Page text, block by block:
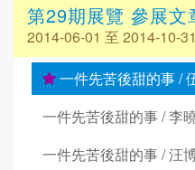
第29期展覽 參展文
2014-06-01 至 2014-10-31
一件先苦後甜的事 /
一件先苦後甜的事 / 李
一件先苦後甜的事 / 汪